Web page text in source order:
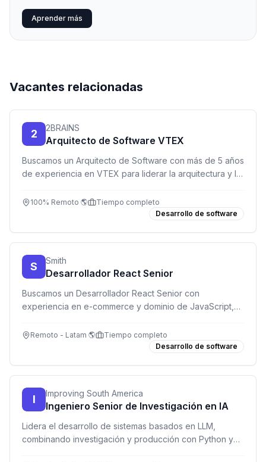
Aprender más
Vacantes relacionadas
2 2BRAINS
Arquitecto de Software VTEX
Buscamos un Arquitecto de Software con más de 5 años
de experiencia en VTEX para liderar la arquitectura y la
remoto.
100% Remoto 🌎
Tiempo completo
Desarrollo de software
S Smith
Desarrollador React Senior
Buscamos un Desarrollador React Senior con
experiencia en e-commerce y dominio de JavaScript,
forma remota.
Remoto - Latam 🌎
Tiempo completo
Desarrollo de software
I Improving South America
Ingeniero Senior de Investigación en IA
Lidera el desarrollo de sistemas basados en LLM,
combinando investigación y producción con Python y